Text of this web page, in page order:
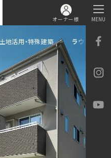
オーナー様 MENU
土地活用・特殊建築 ラウンジとセ